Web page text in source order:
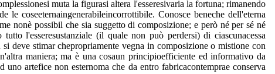
muta la figurasi altera l'esseresivaria la fortuna; rimanendo
le coseeternaingenerabileincorrottibile. Conosce beneche dell'eterna
nonè possibil che sia suggetto di composizione; e però né per sé né
l'esseresustanziale (il quale non può perdersi) di ciascunacessa
deve stimar chepropriamente vegna in composizione o mistione con
maniera; ma è una cosaun principioefficiente ed informativo da
artefice non esternoma che da entro fabricacontemprae conserva